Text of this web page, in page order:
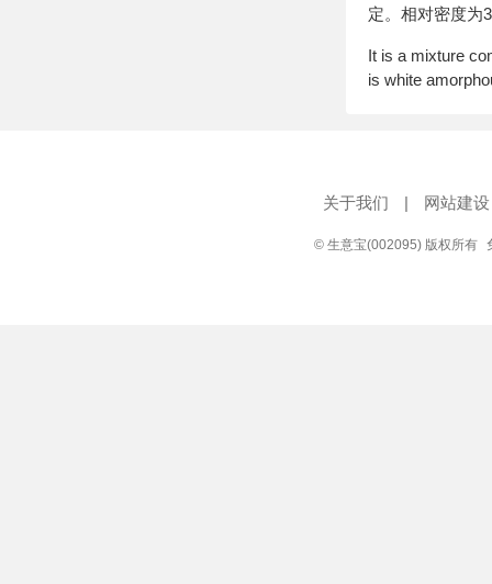
定。相对密度为
It is a mixture
is white
关于我们 | 网站建设
© 生意宝(002095) 版权所有